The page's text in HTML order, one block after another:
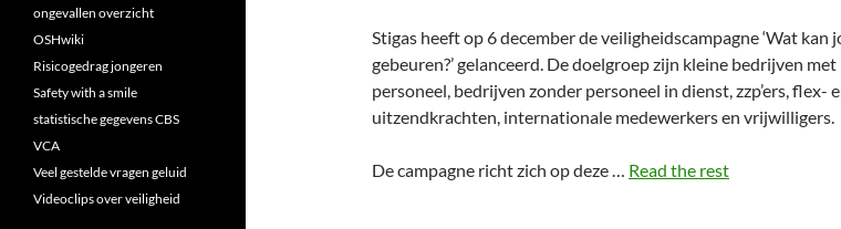
Stigas heeft op 6 december de veiligheidscampagne ‘Wat kan
gebeuren?’ gelanceerd. De doelgroep zijn kleine bedrijven met
personeel, bedrijven zonder personeel in dienst, zzp’ers, flex-
uitzendkrachten, internationale medewerkers en vrijwilligers.
De campagne richt zich op deze … Read the rest
ongevallen overzicht
OSHwiki
Risicogedrag jongeren
Safety with a smile
statistische gegevens CBS
VCA
Veel gestelde vragen geluid
Videoclips over veiligheid